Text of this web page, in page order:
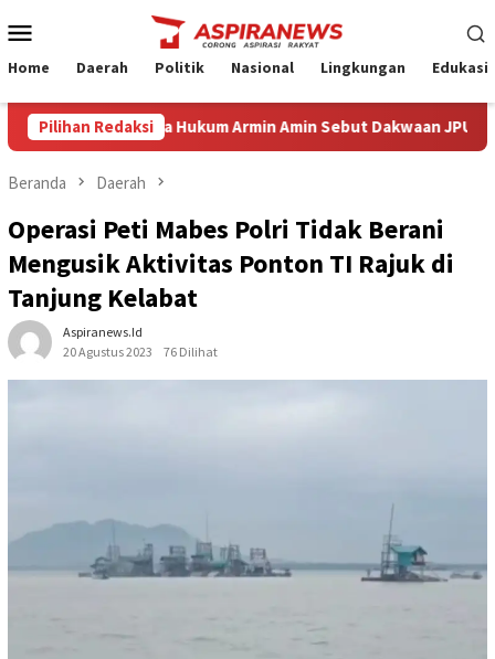
ke
Mobile
Home Daerah Politik Nasional Lingkungan Edukasi
Pilihan Redaksi
Eksepsi Kuasa Hukum Armin Amin Sebut Dakwaan JPU Cacat
Beranda Daerah
Operasi Peti Mabes Polri Tidak Berani
Mengusik Aktivitas Ponton TI Rajuk di
Tanjung Kelabat
Aspiranews.id
20 Agustus 2023
76 Dilihat